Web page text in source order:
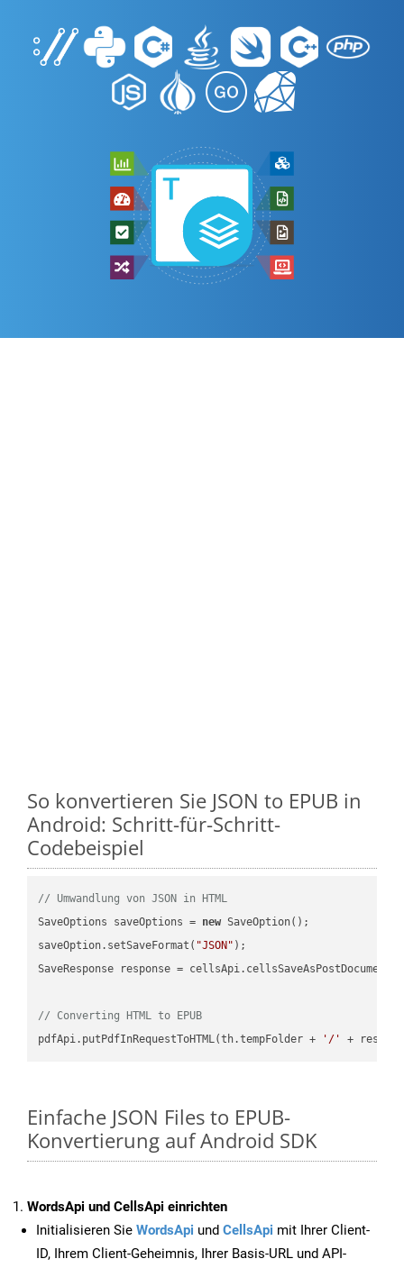
So konvertieren Sie JSON to EPUB in
Android: Schritt-für-Schritt-
Codebeispiel
// Umwandlung von JSON in HTML
SaveOptions saveOptions = new SaveOption();
saveOption.setSaveFormat( "JSON" );
SaveResponse response =
// Converting HTML to EPUB
pdfApi.putPdfInRequestToHTML(th.tempFolder +
'/' +
Einfache JSON Files to EPUB-
Konvertierung auf Android SDK
WordsApi und CellsApi einrichten
Initialisieren Sie WordsApi und CellsApi mit Ihrer Client-
ID, Ihrem Client-Geheimnis, Ihrer Basis-URL und API-